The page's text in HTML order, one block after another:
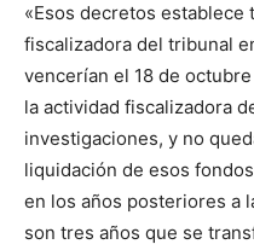
«Esos decretos establece
fiscalizadora del tribunal
vencerían el 18 de
la actividad fiscalizadora
investigaciones, y no
liquidación de esos
en los años posteriores a
son tres años que se